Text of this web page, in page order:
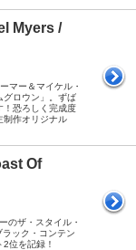
Myers /
マー＆マイケル・
グロウン」。ずば
！恐ろしく完成度
制作オリジナル
Of
のザ・スタイル・
ック・コンテン
位を記録！